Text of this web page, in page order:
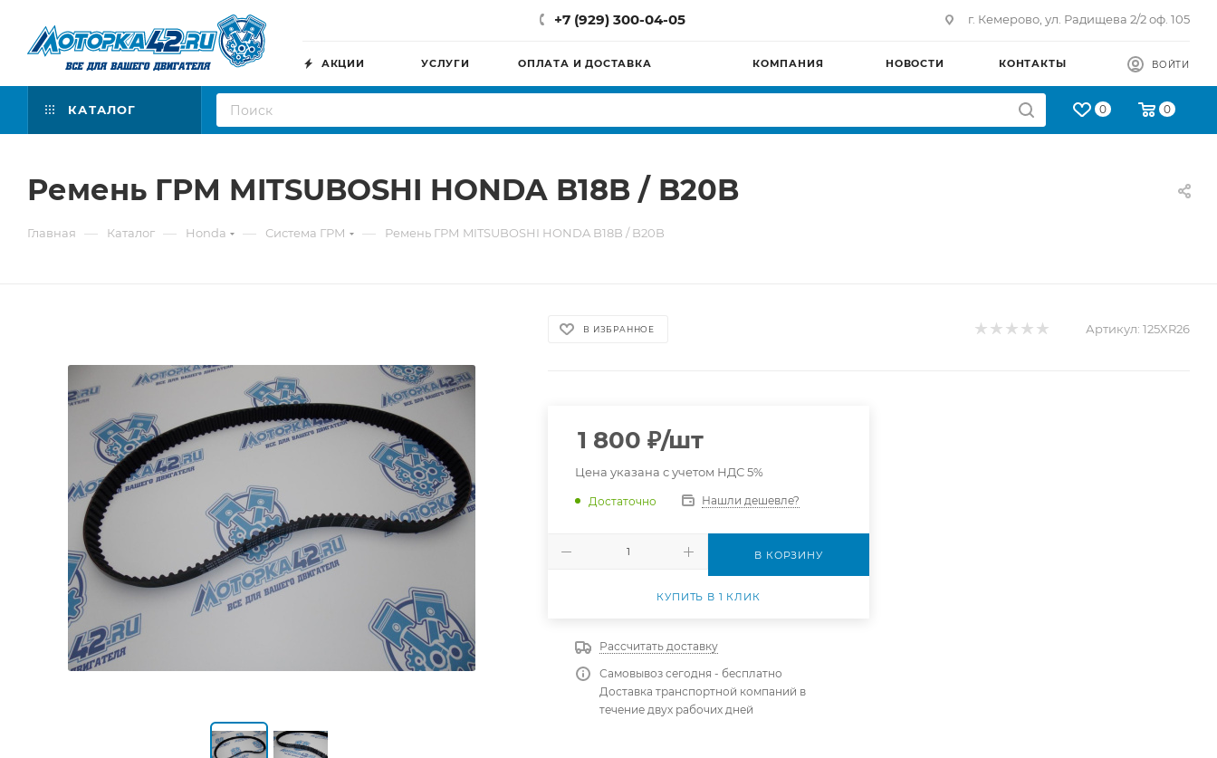
+7 (929) 300-04-05 г. Кемерово, ул. Радищева 2/2 оф. 105
АКЦИИ УСЛУГИ ОПЛАТА И ДОСТАВКА КОМПАНИЯ НОВОСТИ КОНТАКТЫ ВОЙТИ
КАТАЛОГ 0 0
Ремень ГРМ MITSUBOSHI HONDA B18B / B20B
Главная — Каталог — Honda — Система ГРМ — Ремень ГРМ MITSUBOSHI HONDA B18B / B20B
В ИЗБРАННОЕ Артикул: 125XR26
1 800 ₽/шт
Цена указана с учетом НДС 5%
Достаточно Нашли дешевле?
В КОРЗИНУ
КУПИТЬ В 1 КЛИК
Рассчитать доставку
Самовывоз сегодня - бесплатно
Доставка транспортной компаний в
течение двух рабочих дней